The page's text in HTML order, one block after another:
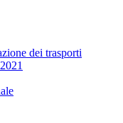
dei trasporti